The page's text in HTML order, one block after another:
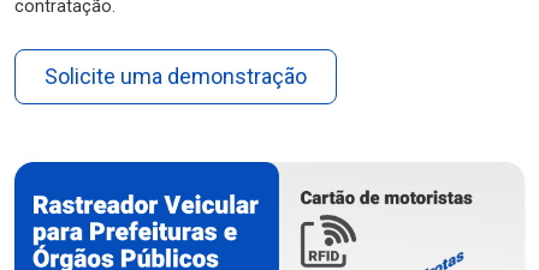
contratação.
Solicite uma demonstração